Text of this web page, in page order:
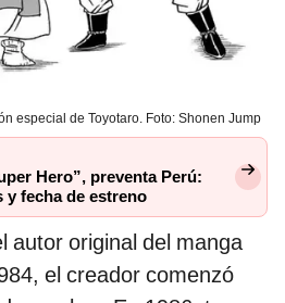
especial de Toyotaro. Foto: Shonen Jump
Hero”, preventa Perú:
y fecha de estreno
autor original del manga
el creador comenzó